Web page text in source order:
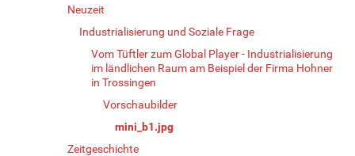
Neuzeit
Industrialisierung und Soziale Frage
Vom Tüftler zum Global Player - Industrialisierung
im ländlichen Raum am Beispiel der Firma Hohner
in Trossingen
Vorschaubilder
mini_b1.jpg
Zeitgeschichte